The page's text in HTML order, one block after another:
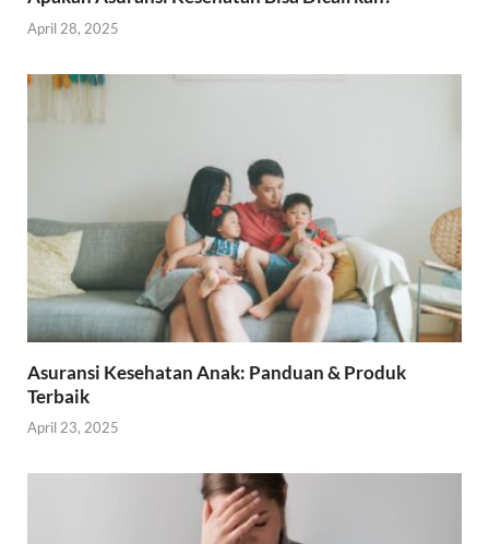
April 28, 2025
Asuransi Kesehatan Anak: Panduan & Produk
Terbaik
April 23, 2025